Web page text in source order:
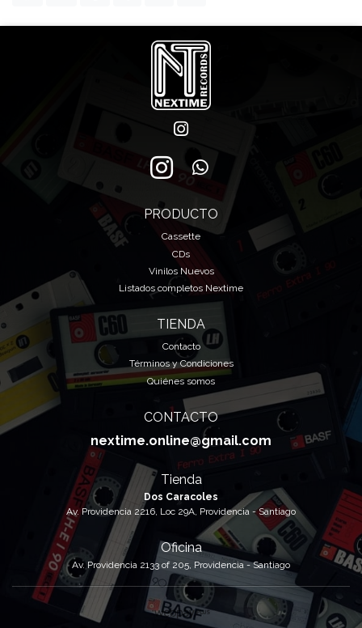
PRODUCTO
Cassette
CDs
Vinilos Nuevos
Listados completos Nextime
TIENDA
Contacto
Términos y Condiciones
Quiénes somos
CONTACTO
nextime.online@gmail.com
Tienda
Dos Caracoles
Av. Providencia 2216, Loc 29A, Providencia - Santiago
Oficina
Av. Providencia 2133 of 205, Providencia - Santiago